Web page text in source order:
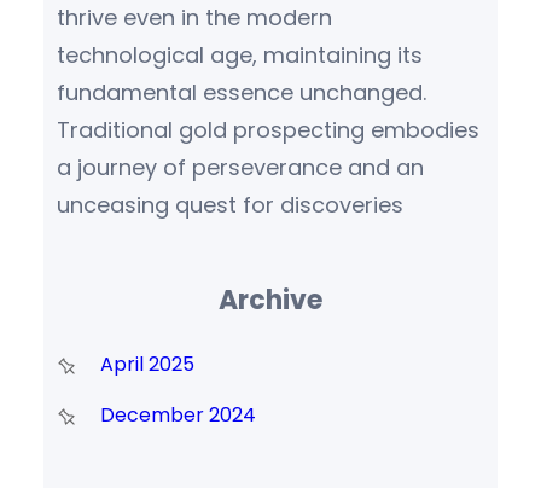
thrive even in the modern
technological age, maintaining its
fundamental essence unchanged.
Traditional gold prospecting embodies
a journey of perseverance and an
unceasing quest for discoveries
Archive
April 2025
December 2024